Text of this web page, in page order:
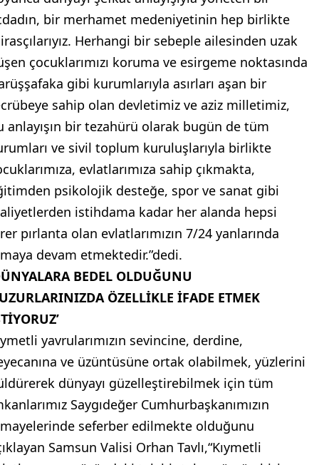
bir merhamet medeniyetinin hep birlikte
Herhangi bir sebeple ailesinden uzak
çocuklarımızı koruma ve esirgeme noktasında
gibi kurumlarıyla asırları aşan bir
sahip olan devletimiz ve aziz milletimiz,
anlayışın bir tezahürü olarak bugün de tüm
ve sivil toplum kuruluşlarıyla birlikte
evlatlarımıza sahip çıkmakta,
psikolojik desteğe, spor ve sanat gibi
istihdama kadar her alanda hepsi
pırlanta olan evlatlarımızın 7/24 yanlarında
devam etmektedir.”dedi.
BEDEL OLDUĞUNU
ÖZELLİKLE İFADE ETMEK
yavrularımızın sevincine, derdine,
ve üzüntüsüne ortak olabilmek, yüzlerini
dünyayı güzelleştirebilmek için tüm
Saygıdeğer Cumhurbaşkanımızın
seferber edilmekte olduğunu
Samsun Valisi Orhan Tavlı,“Kıymetli